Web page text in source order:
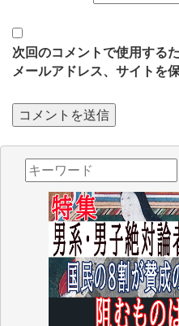
次回のコメントで使用する
メールアドレス、サイトを